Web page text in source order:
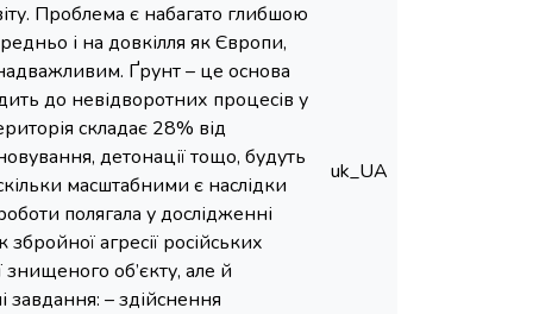
Проблема є набагато глибшою
і на довкілля як Європи,
Ґрунт – це основа
до невідворотних процесів у
складає 28% від
детонації тощо, будуть
масштабними є наслідки
полягала у дослідженні
агресії російських
об’єкту, але й
завдання: – здійснення
uk_UA